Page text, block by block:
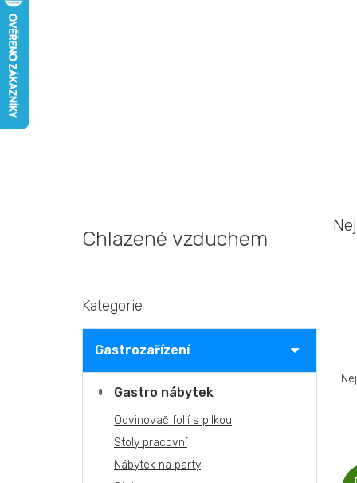
Chlazené vzduchem
o
s
Přeskočit
Kategorie
Gastrozařízení
Gastro nábytek
Odvinovač folií s pilkou
Stoly pracovní
Nábytek na party